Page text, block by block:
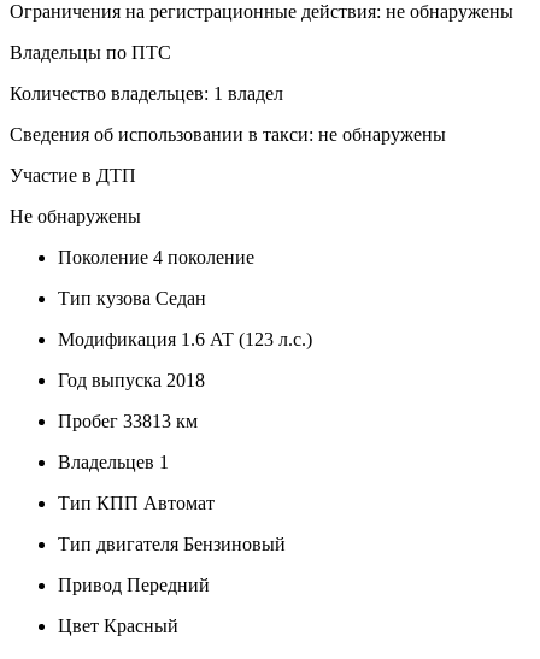
Ограничения на регистрационные действия: не обнаружены
Владельцы по ПТС
Количество владельцев: 1 владел
Сведения об использовании в такси: не обнаружены
Участие в ДТП
Не обнаружены
Поколение 4 поколение
Тип кузова Седан
Модификация 1.6 AT (123 л.с.)
Год выпуска 2018
Пробег 33813 км
Владельцев 1
Тип КПП Автомат
Тип двигателя Бензиновый
Привод Передний
Цвет Красный